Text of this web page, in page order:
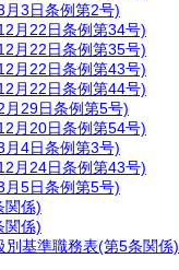
月3日条例第2号)
月22日条例第34号)
月22日条例第35号)
月22日条例第43号)
月22日条例第44号)
月29日条例第5号)
月20日条例第54号)
月4日条例第3号)
月24日条例第43号)
月5日条例第5号)
関係)
関係)
基準職務表(第5条関係)